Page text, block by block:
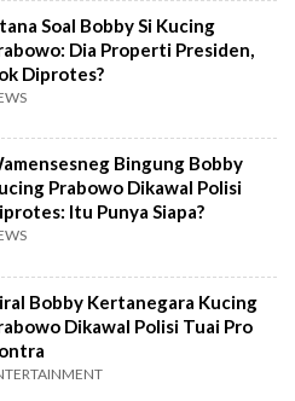
Soal Bobby Si Kucing
Dia Properti Presiden,
Diprotes?
Bingung Bobby
Prabowo Dikawal Polisi
Itu Punya Siapa?
Bobby Kertanegara Kucing
Dikawal Polisi Tuai Pro